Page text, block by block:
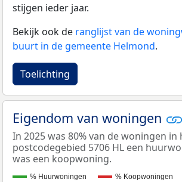
stijgen ieder jaar.
Bekijk ook de ranglijst van de
buurt in de gemeente Helmond.
Toelichting
Eigendom van woningen
In 2025 was 80% van de woningen in
postcodegebied 5706 HL een
was een koopwoning.
% Huurwoningen % Koopwoningen